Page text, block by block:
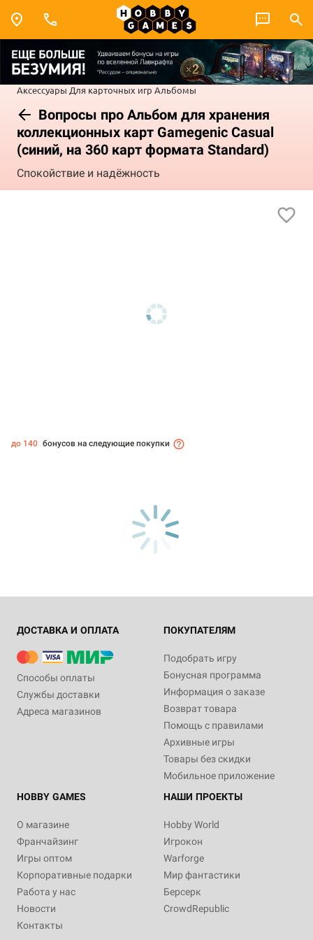
Аксессуары Для карточных игр Альбомы
Вопросы про Альбом для хранения
коллекционных карт Gamegenic Casual
(синий, на 360 карт формата Standard)
Спокойствие и надёжность
до 140 бонусов на следующие покупки
ДОСТАВКА И ОПЛАТА
Способы оплаты
Службы доставки
Адреса магазинов
ПОКУПАТЕЛЯМ
Подобрать игру
Бонусная программа
Информация о заказе
Возврат товара
Помощь с правилами
Архивные игры
Товары без скидки
Мобильное приложение
HOBBY GAMES
О магазине
Франчайзинг
Игры оптом
Корпоративные подарки
Работа у нас
Новости
Контакты
НАШИ ПРОЕКТЫ
Hobby World
Игрокон
Warforge
Мир фантастики
Берсерк
CrowdRepublic